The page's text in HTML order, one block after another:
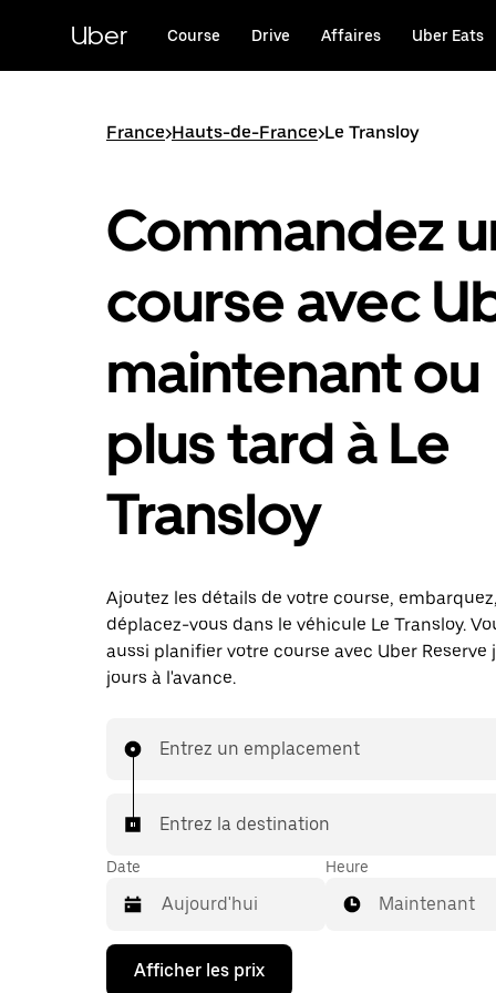
principal
Uber Course Drive Affaires Uber Eats
France>Hauts-de-France>Le Transloy
Commandez
course avec
maintenant ou
plus tard à Le
Transloy
Ajoutez les détails de votre course,
déplacez-vous dans le véhicule Le Transloy.
aussi planifier votre course avec Uber Reserve
jours à l'avance.
Entrez un emplacement
Entrez la destination
Date
Appuyez
Heure
Maintenant
Afficher les prix